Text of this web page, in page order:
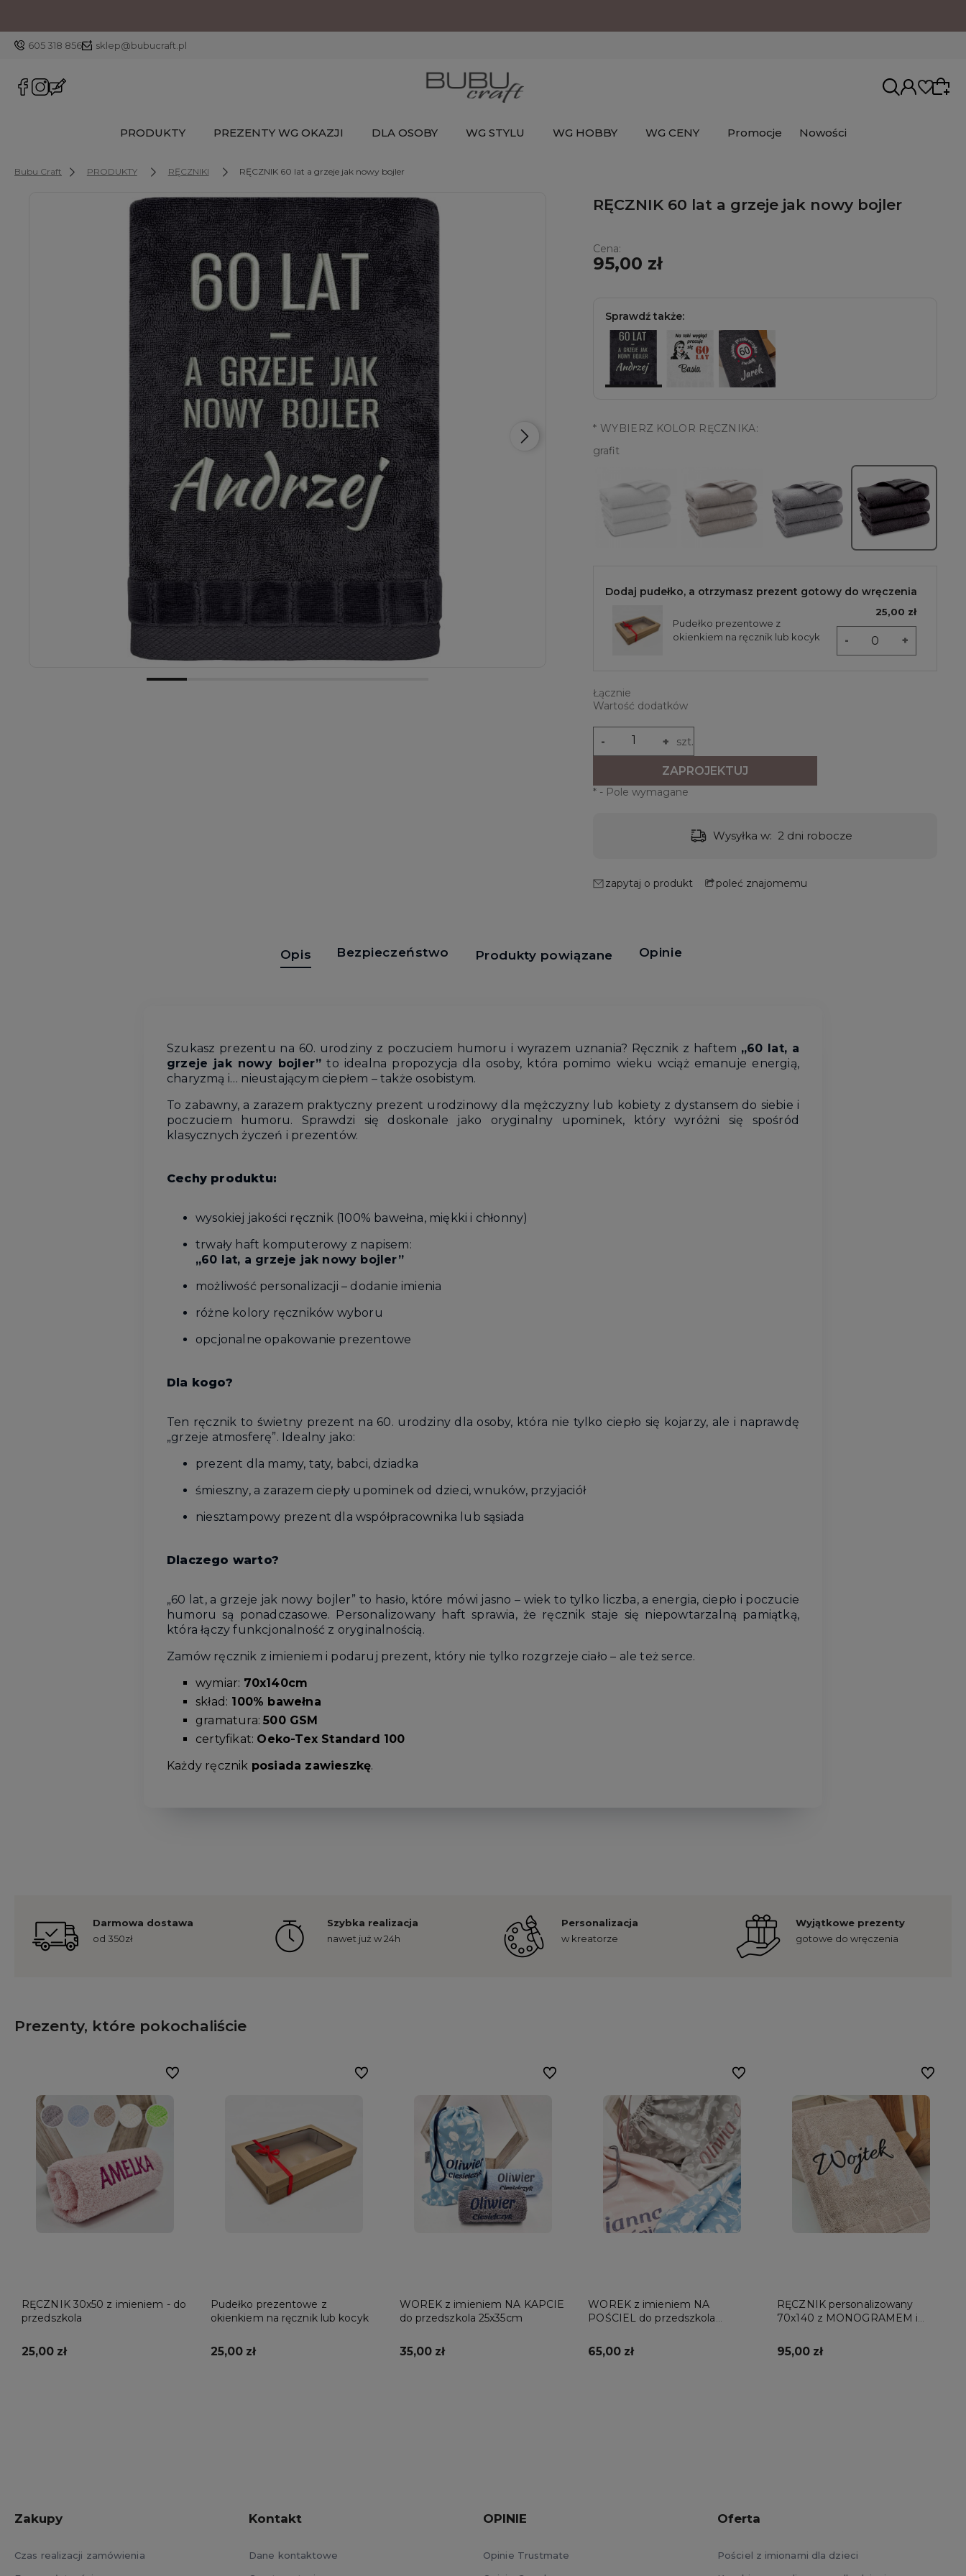
605 318 856 sklep@bubucraft.pl
PRODUKTY PREZENTY WG OKAZJI DLA OSOBY WG STYLU WG HOBBY WG CENY Promocje Nowości
Bubu Craft PRODUKTY RĘCZNIKI RĘCZNIK 60 lat a grzeje jak nowy bojler
RĘCZNIK 60 lat a grzeje jak nowy bojler
Cena:
95,00 zł
Sprawdź także:
* WYBIERZ KOLOR RĘCZNIKA:
grafit
Dodaj pudełko, a otrzymasz prezent gotowy do wręczenia
Pudełko prezentowe z
okienkiem na ręcznik lub kocyk
25,00 zł
- +
Łącznie
Wartość dodatków
+
- szt.
ZAPROJEKTUJ
* - Pole wymagane
Wysyłka w: 2 dni robocze
zapytaj o produkt poleć znajomemu
Opis Bezpieczeństwo Produkty powiązane Opinie
Szukasz prezentu na 60. urodziny z poczuciem humoru i wyrazem uznania? Ręcznik z haftem „60 lat, a
grzeje jak nowy bojler” to idealna propozycja dla osoby, która pomimo wieku wciąż emanuje energią,
charyzmą i… nieustającym ciepłem – także osobistym.
To zabawny, a zarazem praktyczny prezent urodzinowy dla mężczyzny lub kobiety z dystansem do siebie i
poczuciem humoru. Sprawdzi się doskonale jako oryginalny upominek, który wyróżni się spośród
klasycznych życzeń i prezentów.
Cechy produktu:
wysokiej jakości ręcznik (100% bawełna, miękki i chłonny)
trwały haft komputerowy z napisem:
„60 lat, a grzeje jak nowy bojler”
możliwość personalizacji – dodanie imienia
różne kolory ręczników wyboru
opcjonalne opakowanie prezentowe
Dla kogo?
Ten ręcznik to świetny prezent na 60. urodziny dla osoby, która nie tylko ciepło się kojarzy, ale i naprawdę
„grzeje atmosferę”. Idealny jako:
prezent dla mamy, taty, babci, dziadka
śmieszny, a zarazem ciepły upominek od dzieci, wnuków, przyjaciół
niesztampowy prezent dla współpracownika lub sąsiada
Dlaczego warto?
„60 lat, a grzeje jak nowy bojler” to hasło, które mówi jasno – wiek to tylko liczba, a energia, ciepło i poczucie
humoru są ponadczasowe. Personalizowany haft sprawia, że ręcznik staje się niepowtarzalną pamiątką,
która łączy funkcjonalność z oryginalnością.
Zamów ręcznik z imieniem i podaruj prezent, który nie tylko rozgrzeje ciało – ale też serce.
wymiar: 70x140cm
skład: 100% bawełna
gramatura:500 GSM
certyfikat: Oeko-Tex Standard 100
Każdy ręcznik posiada zawieszkę.
Darmowa dostawa
od 350zł
Szybka realizacja
nawet już w 24h
Personalizacja
w kreatorze
Wyjątkowe prezenty
gotowe do wręczenia
Prezenty, które pokochaliście
RĘCZNIK 30x50 z imieniem - do
przedszkola
25,00 zł
Do ulubionych
Pudełko prezentowe z
okienkiem na ręcznik lub kocyk
25,00 zł
Do ulubionych
WOREK z imieniem NA KAPCIE
do przedszkola 25x35cm
35,00 zł
Do ulubionych
WOREK z imieniem NA
POŚCIEL do przedszkola
65,00 zł
Do ulubionych
RĘCZNIK personalizowany
70x140 z MONOGRAMEM i
95,00 zł
Do
Zakupy
Czas realizacji zamówienia
Kontakt
Dane kontaktowe
OPINIE
Opinie Trustmate
Oferta
Pościel z imionami dla dzieci